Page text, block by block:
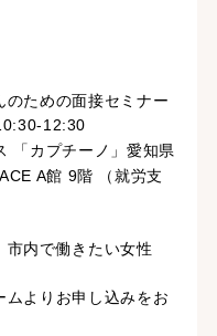
のための面接セミナー
12:30
「カプチーノ」愛知県
A館 9階 （就労支
市内で働きたい女性
ムよりお申し込みをお